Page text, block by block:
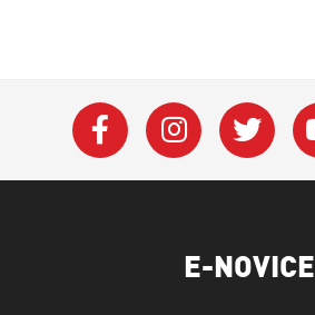
E-NOVICE